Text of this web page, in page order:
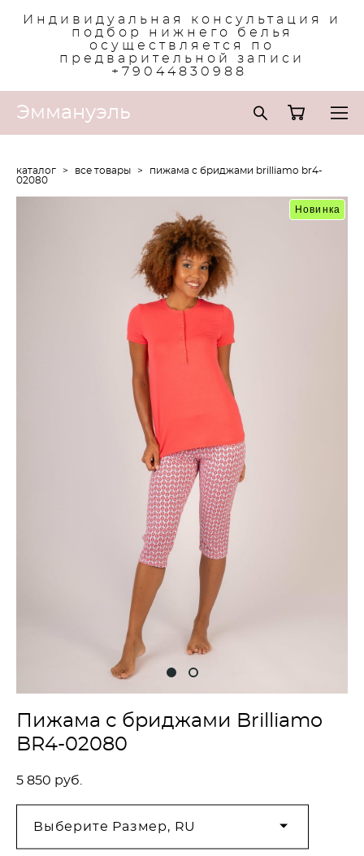
Индивидуальная консультация и
подбор нижнего белья
осуществляется по
предварительной записи
+79044830988
Эммануэль
каталог > все товары >
пижама с бриджами brilliamo br4-
02080
Новинка
Пижама с бриджами Brilliamo
BR4-02080
5 850 pуб.
Выберите Размер, RU